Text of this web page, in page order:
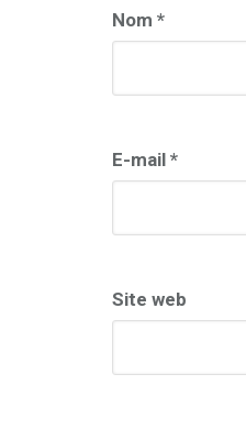
Nom *
E-mail *
Site web